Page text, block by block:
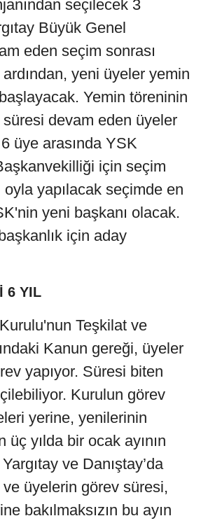
seçilecek 3
Büyük Genel
eden seçim sonrası
yeni üyeler yemin
Yemin töreninin
süresi devam eden üyeler
üye arasında YSK
için seçim
yapılacak seçimde en
yeni başkanı olacak.
için aday
6 YIL
Teşkilat ve
Kanun gereği, üyeler
yapıyor. Süresi biten
Kurulun görev
yerine, yenilerinin
yılda bir ocak ayının
ve Danıştay’da
ve üyelerin görev süresi,
bakılmaksızın bu ayın